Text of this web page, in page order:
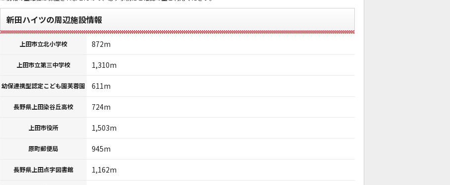
新田ハイツの周辺施設情報
上田市立北小学校 872m
上田市立第三中学校 1,310m
幼保連携型認定こども園芙蓉園 611m
長野県上田染谷丘高校 724m
上田市役所 1,503m
原町郵便局 945m
長野県上田点字図書館 1,162m